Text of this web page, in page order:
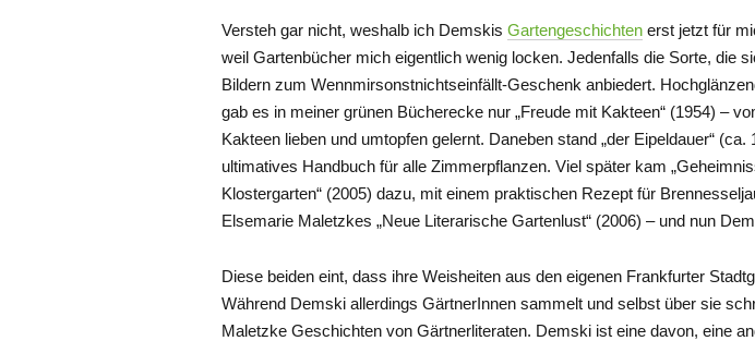
Versteh gar nicht, weshalb ich Demskis Gartengeschichten erst jetzt für
weil Gartenbücher mich eigentlich wenig locken. Jedenfalls die Sorte, die
Bildern zum Wennmirsonstnichtseinfällt-Geschenk anbiedert.
gab es in meiner grünen Bücherecke nur „Freude mit Kakteen“ (1954) –
Kakteen lieben und umtopfen gelernt. Daneben stand „der Eipeldauer“ (ca.
ultimatives Handbuch für alle Zimmerpflanzen. Viel später kam
Klostergarten“ (2005) dazu, mit einem praktischen Rezept für
Elsemarie Maletzkes „Neue Literarische Gartenlust“ (2006) – und nun
Diese beiden eint, dass ihre Weisheiten aus den eigenen Frankfurter
Während Demski allerdings GärtnerInnen sammelt und selbst über sie
Maletzke Geschichten von Gärtnerliteraten. Demski ist eine davon, eine